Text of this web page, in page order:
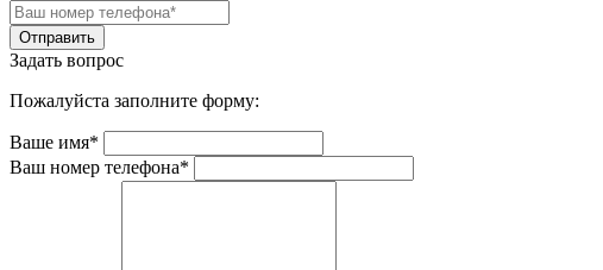
Задать вопрос
Пожалуйста заполните форму:
Ваше имя*
Ваш номер телефона*